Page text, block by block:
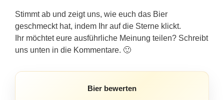
Stimmt ab und zeigt uns, wie euch das Bier
geschmeckt hat, indem Ihr auf die Sterne klickt.
Ihr möchtet eure ausführliche Meinung teilen? Schreibt
uns unten in die Kommentare. 🙂
Bier bewerten